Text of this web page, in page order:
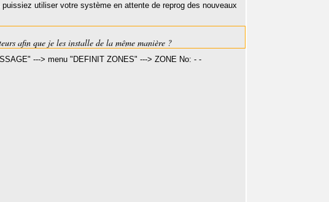
utiliser votre système en attente de reprog des nouveaux
afin que je les installe de la même manière ?
---> menu "DEFINIT ZONES" ---> ZONE No: - -